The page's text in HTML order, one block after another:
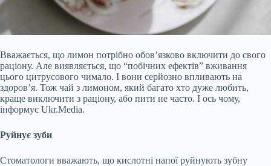
Вважається, що лимон потрібно обов’язково включити до свого
раціону. Але виявляється, що “побічних ефектів” вживання
цього цитрусового чимало. І вони серйозно впливають на
здоров’я. Тож чай з лимоном, який багато хто дуже любить,
краще виключити з раціону, або пити не часто. І ось чому,
інформує Ukr.Media.
Руйнує зуби
Стоматологи вважають, що кислотні напої руйнують зубну